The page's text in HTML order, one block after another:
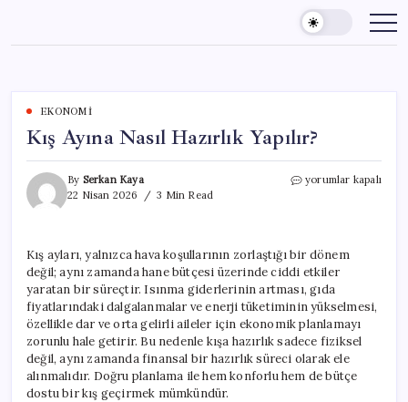
content
EKONOMI
Kış Ayına Nasıl Hazırlık Yapılır?
By Serkan Kaya
22 Nisan 2026
3 Min Read
Kış
için
yorumlar kapalı
Kış ayları, yalnızca hava koşullarının zorlaştığı bir dönem
değil; aynı zamanda hane bütçesi üzerinde ciddi etkiler
yaratan bir süreçtir. Isınma giderlerinin artması, gıda
fiyatlarındaki dalgalanmalar ve enerji tüketiminin yükselmesi,
özellikle dar ve orta gelirli aileler için ekonomik planlamayı
zorunlu hale getirir. Bu nedenle kışa hazırlık sadece fiziksel
değil, aynı zamanda finansal bir hazırlık süreci olarak ele
alınmalıdır. Doğru planlama ile hem konforlu hem de bütçe
dostu bir kış geçirmek mümkündür.